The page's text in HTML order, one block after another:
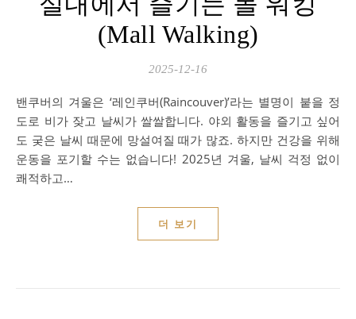
(Mall Walking)
2025-12-16
밴쿠버의 겨울은 ‘레인쿠버(Raincouver)’라는 별명이 붙을 정
도로 비가 잦고 날씨가 쌀쌀합니다. 야외 활동을 즐기고 싶어
도 궂은 날씨 때문에 망설여질 때가 많죠. 하지만 건강을 위해
운동을 포기할 수는 없습니다! 2025년 겨울, 날씨 걱정 없이
쾌적하고…
더 보기